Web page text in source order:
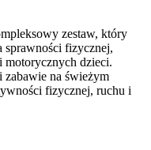
zestaw, który
sprawności fizycznej,
motorycznych dzieci.
na świeżym
fizycznej, ruchu i